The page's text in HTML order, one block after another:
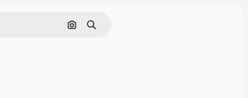
Buscar por imagen
Buscar